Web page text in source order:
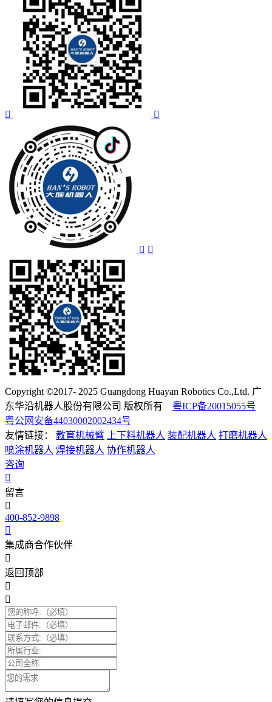
Copyright ©2017- 2025 Guangdong Huayan Robotics Co.,Ltd. 广
东华沿机器人股份有限公司 版权所有 粤ICP备20015055号
粤公网安备44030002002434号
友情链接：
教育机械臂 上下料机器人 装配机器人 打磨机器人
喷涂机器人 焊接机器人 协作机器人
咨询
留言
400-852-9898
集成商合作伙伴
返回顶部